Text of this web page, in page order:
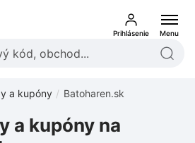
Prihlásenie Menu
a kupóny Batoharen.sk
a kupóny na